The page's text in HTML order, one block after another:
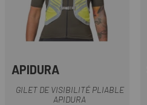
APIDURA
GILET DE VISIBILITÉ PLIABLE
APIDURA